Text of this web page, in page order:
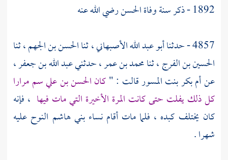
1892 - ذكر سنة وفاة الحسنرضي الله عنه
4857 - حدثنا
أبو عبد الله الأصبهاني، ثناالحسن بن الجهم، ثنا
الحسين بن الفرج، ثنامحمد بن عمر، حدثنيعبد الله بن جعفر،
عنأم بكر بنت المسورقالت : "كانالحسن بن عليسم مرارا
كل ذلك يفلت حتى كانت المرة الأخيرة التي مات فيها ، فإنه
كان يختلف كبده ، فلما مات أقام نساءبني هاشم النوح عليه
شهرا .